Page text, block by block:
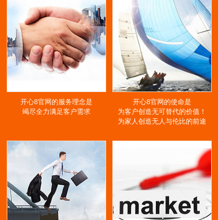
开心8官网的服务理念是
竭尽全力满足客户需求
开心8官网的使命是
为客户创造无可替代的价值！
为家人创造无人与伦比的前途